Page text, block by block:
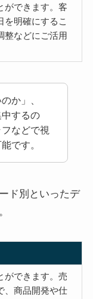
ができます。客
を明確にするこ
整などにご活用
か」、
中するの
などで視
です。
ド別といったデ
ができます。売
、商品開発や仕